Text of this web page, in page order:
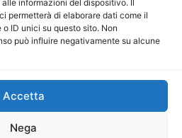
informazioni del dispositivo. Il
permetterà di elaborare dati come il
ID unici su questo sito. Non
può influire negativamente su alcune
Accetta
Nega
partner